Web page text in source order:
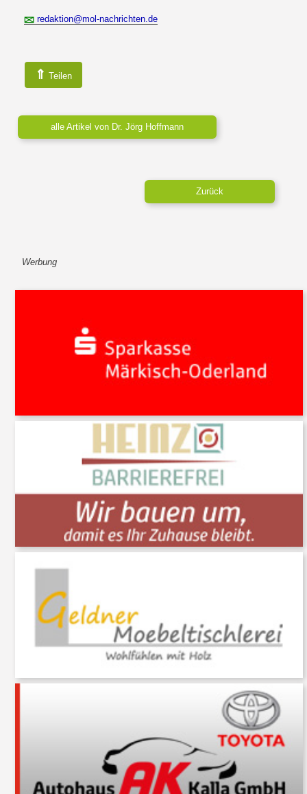
redaktion@mol-nachrichten.de
⇑ Teilen
alle Artikel von Dr. Jörg Hoffmann
Zurück
Werbung